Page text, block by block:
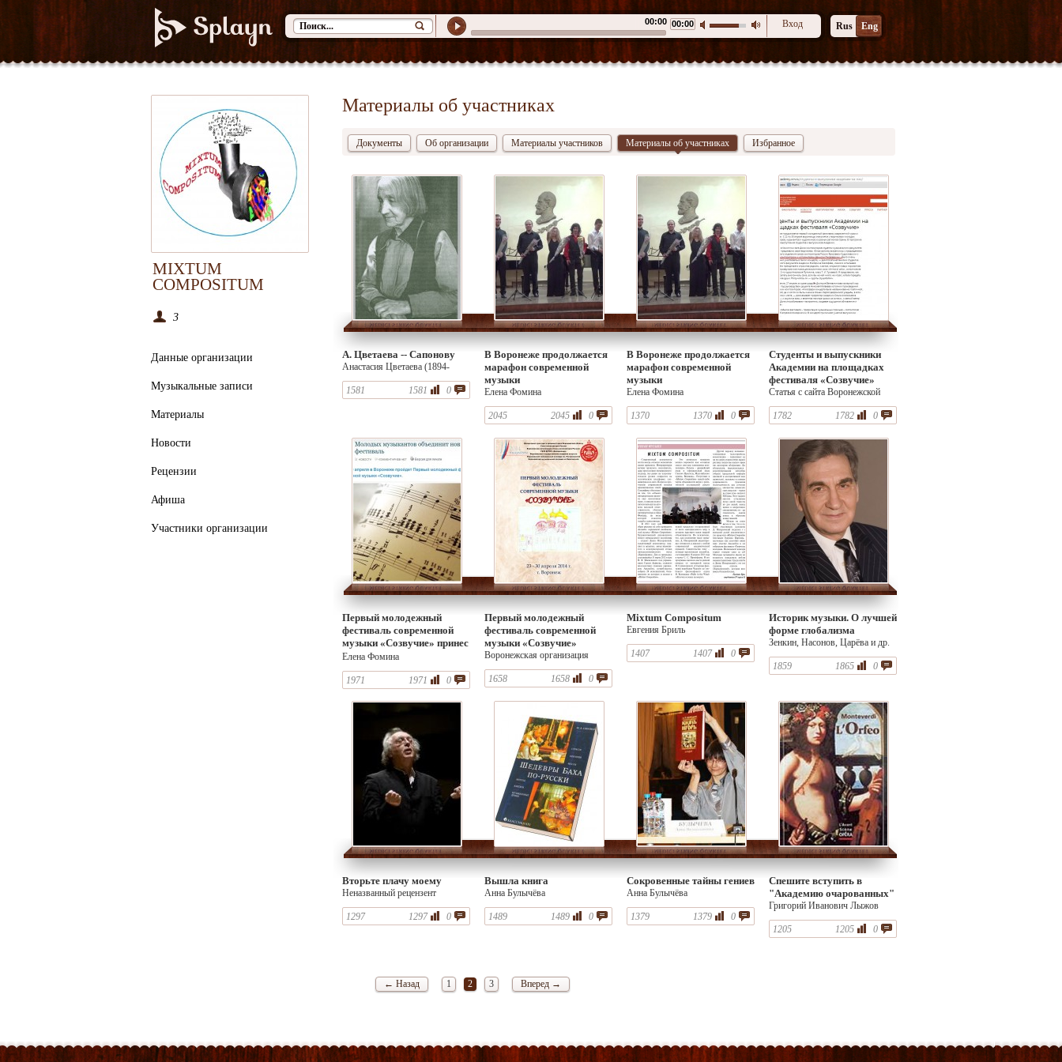
00:00 00:00 Вход Rus Eng
MIXTUM
COMPOSITUM
3
Данные организации
Музыкальные записи
Материалы
Новости
Рецензии
Афиша
Участники организации
Материалы об участниках
Документы Об организации Материалы участников Материалы об участниках Избранное
А. Цветаева -- Сапонову
Анастасия Цветаева (1894-
1993)
1581
0
1581
В Воронеже продолжается
марафон современной
музыки
Елена Фомина
2045 0
2045
В Воронеже продолжается
марафон современной
музыки
Елена Фомина
1370 0
1370
Студенты и выпускники
Академии на площадках
фестиваля «Созвучие»
Статья с сайта Воронежской
академии искусств
1782
0
1782
Первый молодежный
фестиваль современной
музыки «Созвучие» принес
немало приятных
сюрпризов
Елена Фомина
1971 0
1971
Первый молодежный
фестиваль современной
музыки «Созвучие»
Воронежская организация
Союз композиторов России
1658
0
1658
Mixtum Compositum
Евгения Бриль
1407 0
1407
Историк музыки. О лучшей
форме глобализма
Зенкин, Насонов, Царёва и др.
1859 0
1865
Вторьте плачу моему
Неназванный рецензент
1297 0
1297
Вышла книга
Анна Булычёва
1489 0
1489
Сокровенные тайны гениев
Анна Булычёва
1379 0
1379
Спешите вступить в
"Академию очарованных"
Григорий Иванович Лыжов
1205 0
1205
← Назад 1 2 3 Вперед →